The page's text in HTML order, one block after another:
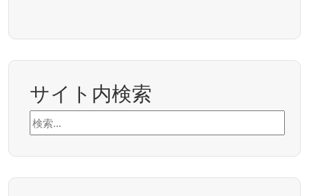
サイト内検索
検
索: